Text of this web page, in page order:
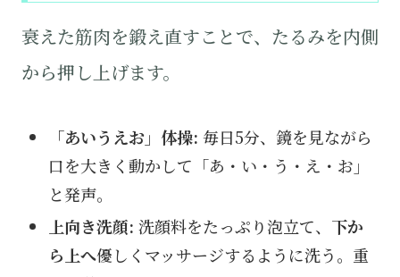
衰えた筋肉を鍛え直すことで、たるみを内側
から押し上げます。
「あいうえお」体操: 毎日5分、鏡を見ながら
口を大きく動かして「あ・い・う・え・お」
と発声。
上向き洗顔: 洗顔料をたっぷり泡立て、 下か
ら上へ優しくマッサージするように洗う。重